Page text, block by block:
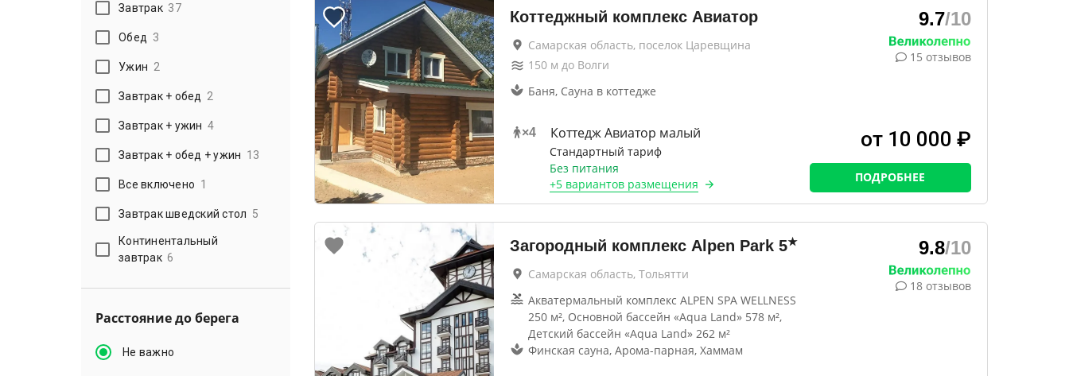
Завтрак 37
Обед 3
Ужин 2
Завтрак + обед 2
Завтрак + ужин 4
Завтрак + обед + ужин 13
Все включено 1
Завтрак шведский стол 5
Континентальный
завтрак 6
Расстояние до берега
Не важно
Коттеджный комплекс Авиатор
Самарская область, поселок Царевщина
150м до Волги
Баня, Сауна в коттедже
×4 Коттедж Авиатор малый
Стандартный тариф
Без питания
+5 вариантовразмещения
9.7/10
15 отзывов
от 10 000 ₽
ПОДРОБНЕЕ
Загородный комплекс Alpen Park 5★
Самарская область, Тольятти
Акватермальный комплекс ALPEN SPA WELLNESS
250 м², Основной бассейн «Aqua Land» 578 м²,
Детский бассейн «Aqua Land» 262 м²
Финская сауна, Арома-парная, Хаммам
9.8/10
18 отзывов